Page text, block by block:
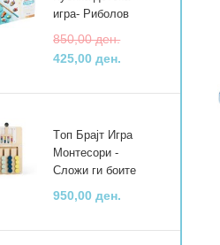
игра- Риболов
850,00 ден.
425,00 ден.
Tоп Брајт Игра
Монтесори -
Сложи ги боите
950,00 ден.